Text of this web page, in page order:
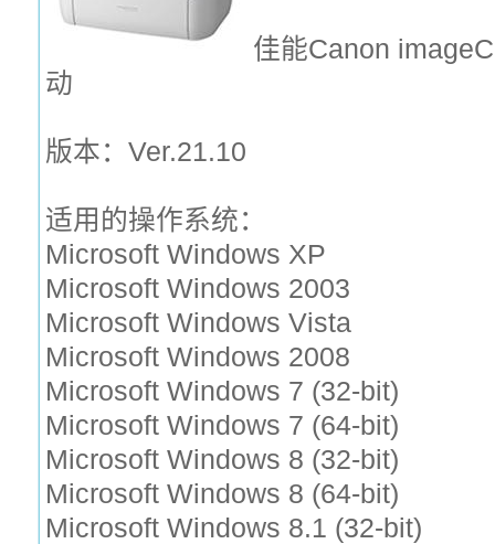
佳能Canon
动
版本：Ver.21.10
适用的操作系统：
Microsoft Windows XP
Microsoft Windows 2003
Microsoft Windows Vista
Microsoft Windows 2008
Microsoft Windows 7 (32-bit)
Microsoft Windows 7 (64-bit)
Microsoft Windows 8 (32-bit)
Microsoft Windows 8 (64-bit)
Microsoft Windows 8.1 (32-bit)